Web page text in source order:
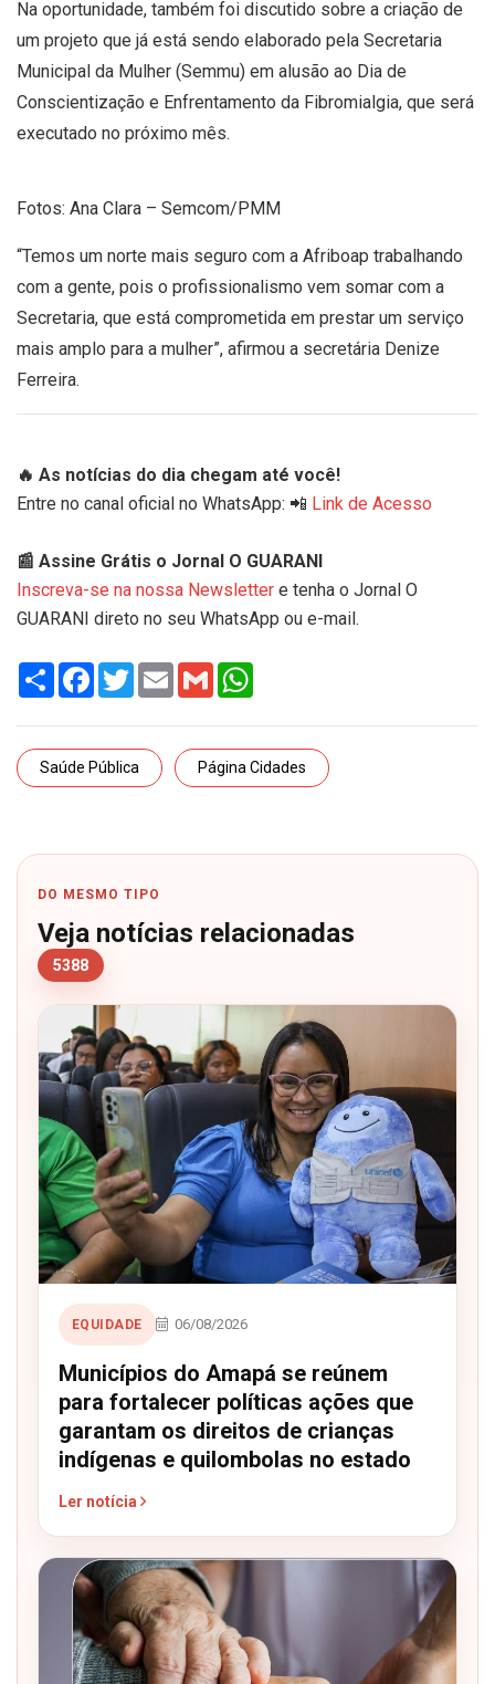
Na oportunidade, também foi discutido sobre a criação de
um projeto que já está sendo elaborado pela Secretaria
Municipal da Mulher (Semmu) em alusão ao Dia de
Conscientização e Enfrentamento da Fibromialgia, que será
executado no próximo mês.
Fotos: Ana Clara – Semcom/PMM
“Temos um norte mais seguro com a Afriboap trabalhando
com a gente, pois o profissionalismo vem somar com a
Secretaria, que está comprometida em prestar um serviço
mais amplo para a mulher”, afirmou a secretária Denize
Ferreira.
🔥 As notícias do dia chegam até você!
Entre no canal oficial no WhatsApp: 📲 Link de Acesso
📰 Assine Grátis o Jornal O GUARANI
Inscreva-se na nossa Newsletter e tenha o Jornal O
GUARANI direto no seu WhatsApp ou e-mail.
Share Facebook
TwitterEmail Gmail
Saúde Pública Página Cidades
DO MESMO TIPO
Veja notícias relacionadas
5388
EQUIDADE 06/08/2026
Municípios do Amapá se reúnem
para fortalecer políticas ações que
garantam os direitos de crianças
indígenas e quilombolas no estado
Ler notícia